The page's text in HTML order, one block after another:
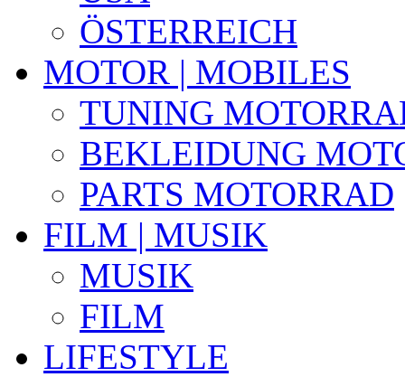
ÖSTERREICH
MOTOR | MOBILES
TUNING
BEKLEIDUNG
PARTS MOTORRAD
FILM | MUSIK
MUSIK
FILM
LIFESTYLE